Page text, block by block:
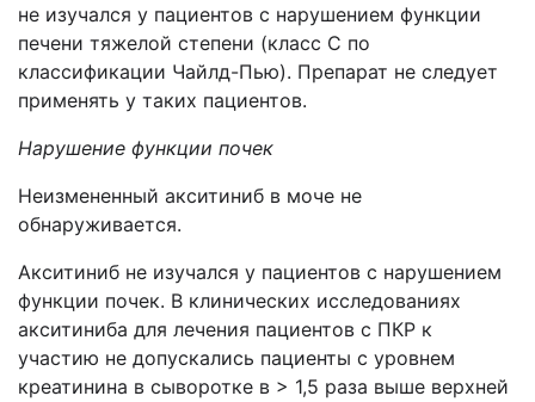
не изучался у пациентов с нарушением функции
печени тяжелой степени (класс С по
классификации Чайлд-Пью). Препарат не следует
применять у таких пациентов.
Нарушение функции почек
Неизмененный акситиниб в моче не
обнаруживается.
Акситиниб не изучался у пациентов с нарушением
функции почек. В клинических исследованиях
акситиниба для лечения пациентов с ПКР к
участию не допускались пациенты с уровнем
креатинина в сыворотке в > 1,5 раза выше верхней